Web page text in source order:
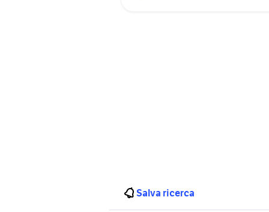
Salva ricerca